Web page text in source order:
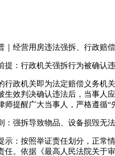
｜经营用房违法强拆、行政赔
提：行政机关强拆行为被确认
行政机关即为法定赔偿义务机
生效判决确认违法后，当事人
师提醒广大当事人，严格遵循“
：强拆导致物品、设备损毁无
示：按照举证责任划分，正常
任。依据《最高人民法院关于